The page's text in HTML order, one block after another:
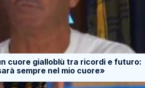
cuore gialloblù tra ricordi e futuro:
sempre nel mio cuore»